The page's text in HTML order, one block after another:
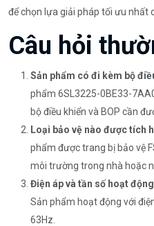
để chọn lựa giải pháp tối ưu nhất
Câu hỏi
Sản phẩm có đi kèm bộ
phẩm 6SL3225-0BE33-
bộ điều khiển và BOP cần
Loại bảo vệ nào được tích
phẩm được trang bị bảo vệ
môi trường trong nhà hoặc
Điện áp và tần số hoạt
Sản phẩm hoạt động với
63Hz.